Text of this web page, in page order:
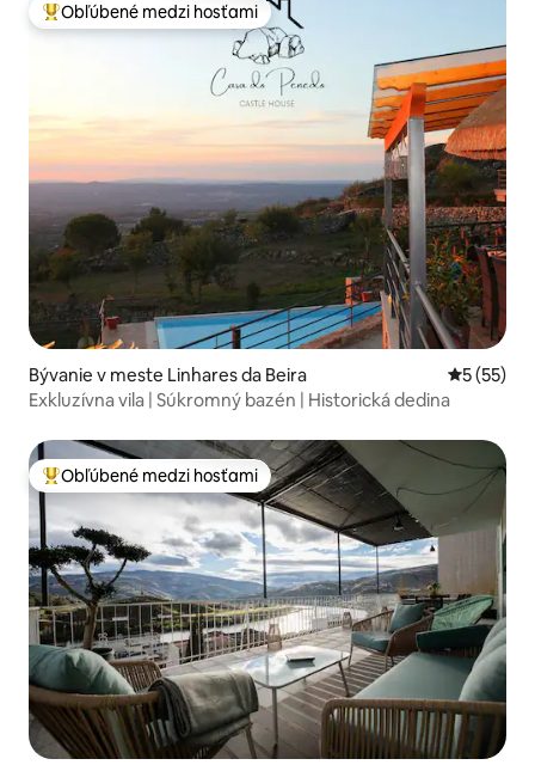
Najobľúbenejšie medzi hosťami
Obľúbené medzi hosťami
Bývanie v meste Linhares da Beira
5 (55)
Exkluzívna vila | Súkromný bazén | Historická dedina
Najobľúbenejšie medzi hosťami
Obľúbené medzi hosťami